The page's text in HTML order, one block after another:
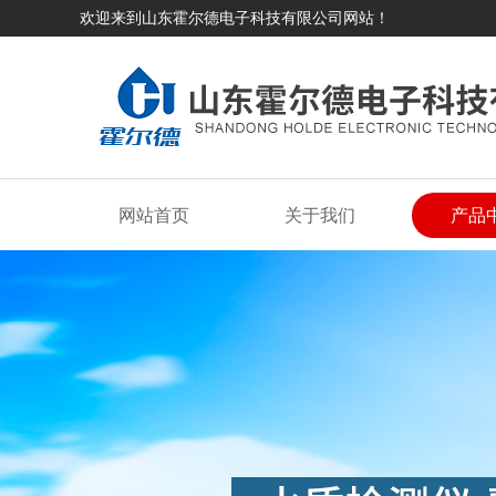
欢迎来到山东霍尔德电子科技有限公司网站！
网站首页 关于我们 产品